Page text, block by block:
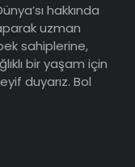
hakkında
uzman
sahiplerine,
bir yaşam için
duyarız. Bol